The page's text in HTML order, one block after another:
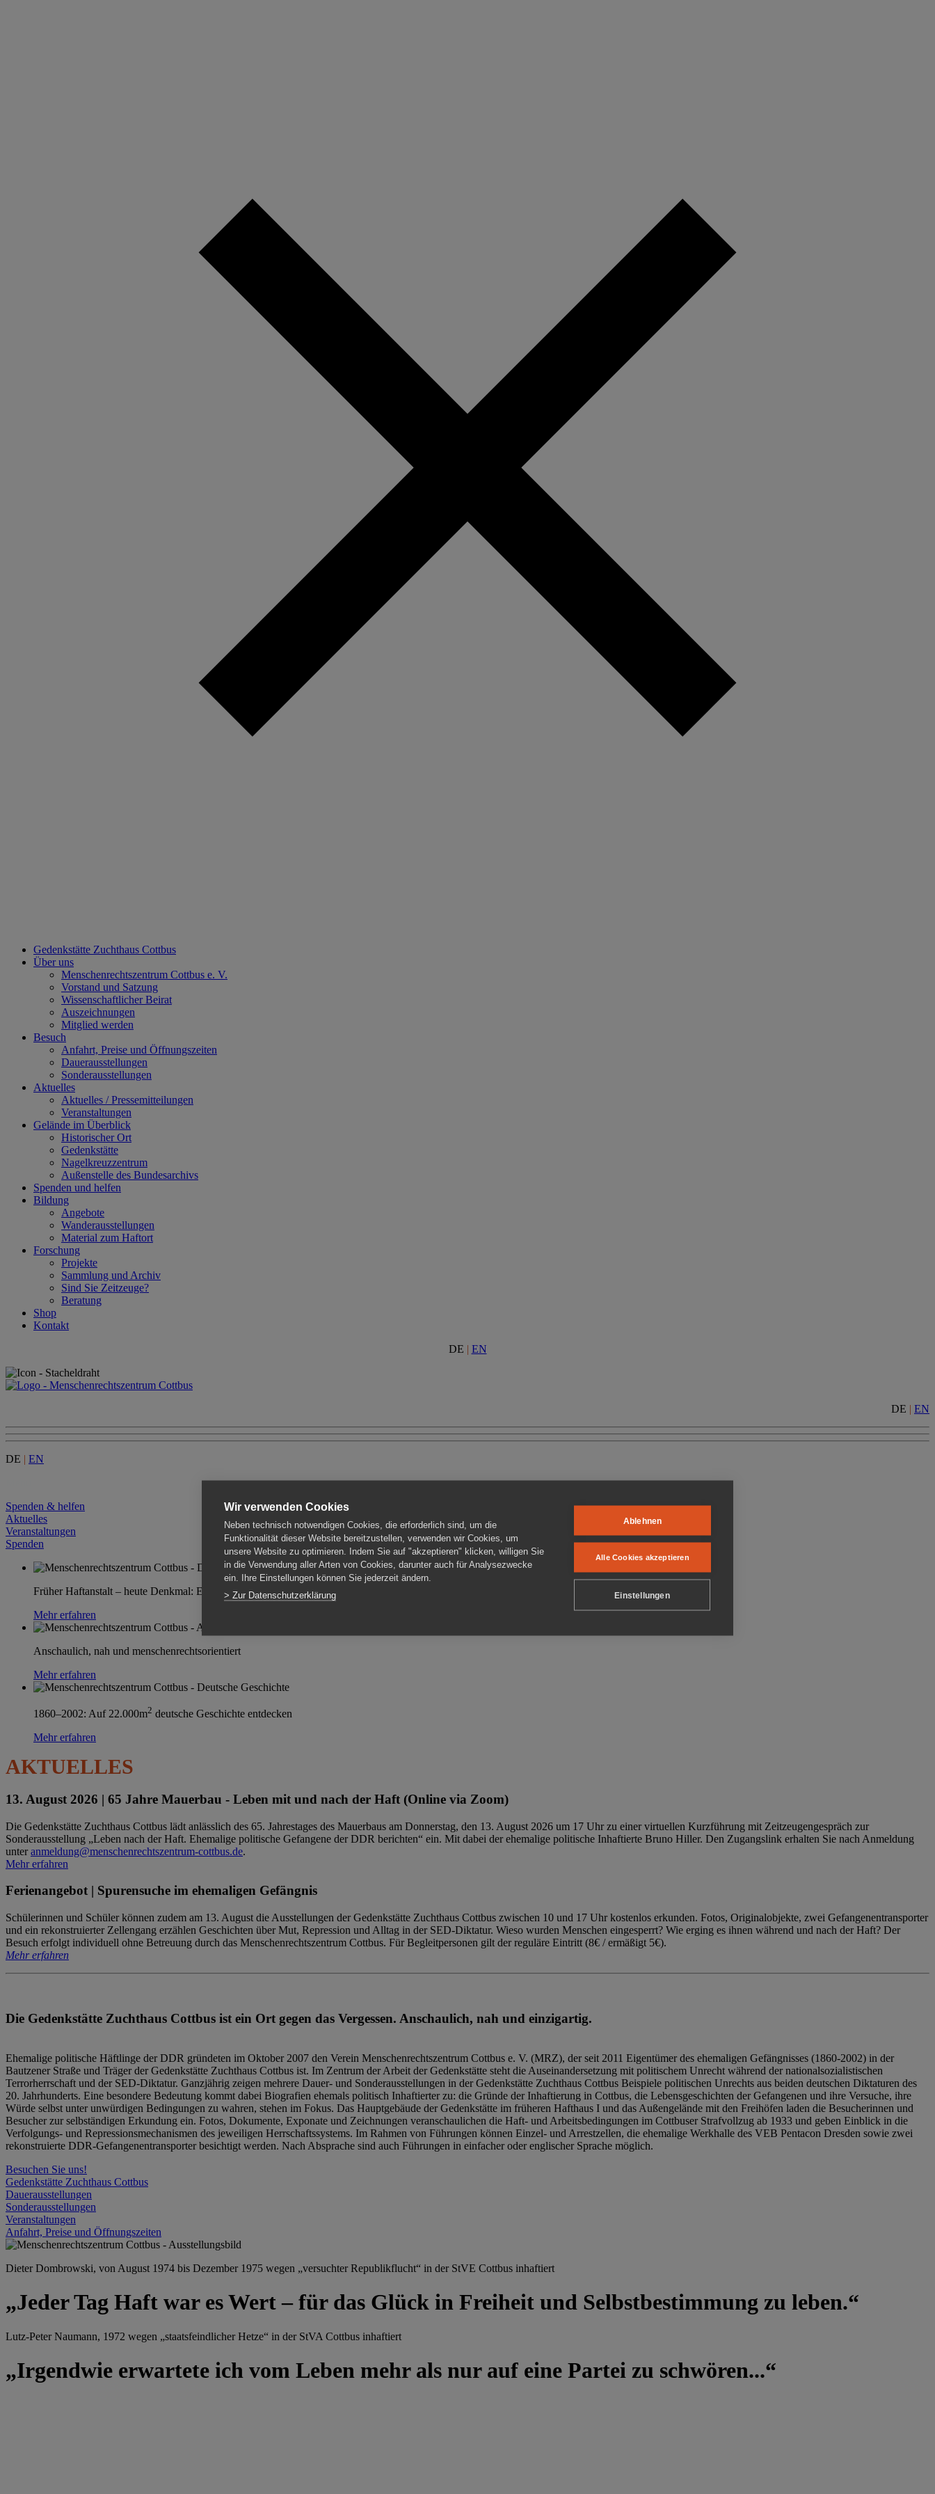
Gedenkstätte Zuchthaus Cottbus
Über uns
Menschenrechtszentrum Cottbus e. V.
Vorstand und Satzung
Wissenschaftlicher Beirat
Auszeichnungen
Mitglied werden
Besuch
Anfahrt, Preise und Öffnungszeiten
Dauerausstellungen
Sonderausstellungen
Aktuelles
Aktuelles / Pressemitteilungen
Veranstaltungen
Gelände im Überblick
Historischer Ort
Gedenkstätte
Nagelkreuzzentrum
Außenstelle des Bundesarchivs
Spenden und helfen
Bildung
Angebote
Wanderausstellungen
Material zum Haftort
Forschung
Projekte
Sammlung und Archiv
Sind Sie Zeitzeuge?
Beratung
Shop
Kontakt
DE | EN
DE | EN
DE | EN
Spenden & helfen
Aktuelles
Veranstaltungen
Spenden
Früher Haftanstalt – heute Denkmal: Einen Ort im Wandel erleben
Mehr erfahren
Anschaulich, nah und menschenrechtsorientiert
Mehr erfahren
1860–2002: Auf 22.000m2 deutsche Geschichte entdecken
Mehr erfahren
AKTUELLES
13. August 2026 | 65 Jahre Mauerbau - Leben mit und nach der Haft (Online via Zoom)
Die Gedenkstätte Zuchthaus Cottbus lädt anlässlich des 65. Jahrestages des Mauerbaus am Donnerstag, den 13. August 2026 um 17 Uhr zu einer virtuellen Kurzführung mit Zeitzeugengespräch zur
Sonderausstellung „Leben nach der Haft. Ehemalige politische Gefangene der DDR berichten“ ein. Mit dabei der ehemalige politische Inhaftierte Bruno Hiller. Den Zugangslink erhalten Sie nach Anmeldung
unteranmeldung@menschenrechtszentrum-cottbus.de.
Mehr erfahren
Ferienangebot | Spurensuche im ehemaligen Gefängnis
Schülerinnen und Schüler können zudem am 13. August die Ausstellungen der Gedenkstätte Zuchthaus Cottbus zwischen 10 und 17 Uhr kostenlos erkunden. Fotos, Originalobjekte, zwei Gefangenentransporter
und ein rekonstruierter Zellengang erzählen Geschichten über Mut, Repression und Alltag in der SED-Diktatur. Wieso wurden Menschen eingesperrt? Wie erging es ihnen während und nach der Haft? Der
Besuch erfolgt individuell ohne Betreuung durch das Menschenrechtszentrum Cottbus. Für Begleitpersonen gilt der reguläre Eintritt (8€ / ermäßigt 5€).
Mehr erfahren
Die Gedenkstätte Zuchthaus Cottbus ist ein Ort gegen das Vergessen. Anschaulich, nah und einzigartig.
Ehemalige politische Häftlinge der DDR gründeten im Oktober 2007 den Verein Menschenrechtszentrum Cottbus e. V. (MRZ), der seit 2011 Eigentümer des ehemaligen Gefängnisses (1860-2002) in der
Bautzener Straße und Träger der Gedenkstätte Zuchthaus Cottbus ist. Im Zentrum der Arbeit der Gedenkstätte steht die Auseinandersetzung mit politischem Unrecht während der nationalsozialistischen
Terrorherrschaft und der SED-Diktatur. Ganzjährig zeigen mehrere Dauer- und Sonderausstellungen in der Gedenkstätte Zuchthaus Cottbus Beispiele politischen Unrechts aus beiden deutschen Diktaturen des
20. Jahrhunderts. Eine besondere Bedeutung kommt dabei Biografien ehemals politisch Inhaftierter zu: die Gründe der Inhaftierung in Cottbus, die Lebensgeschichten der Gefangenen und ihre Versuche, ihre
Würde selbst unter unwürdigen Bedingungen zu wahren, stehen im Fokus. Das Hauptgebäude der Gedenkstätte im früheren Hafthaus I und das Außengelände mit den Freihöfen laden die Besucherinnen und
Besucher zur selbständigen Erkundung ein. Fotos, Dokumente, Exponate und Zeichnungen veranschaulichen die Haft- und Arbeitsbedingungen im Cottbuser Strafvollzug ab 1933 und geben Einblick in die
Verfolgungs- und Repressionsmechanismen des jeweiligen Herrschaftssystems. Im Rahmen von Führungen können Einzel- und Arrestzellen, die ehemalige Werkhalle des VEB Pentacon Dresden sowie zwei
rekonstruierte DDR-Gefangenentransporter besichtigt werden. Nach Absprache sind auch Führungen in einfacher oder englischer Sprache möglich.
Besuchen Sie uns!
Gedenkstätte Zuchthaus Cottbus
Dauerausstellungen
Sonderausstellungen
Veranstaltungen
Anfahrt, Preise und Öffnungszeiten
Dieter Dombrowski, von August 1974 bis Dezember 1975 wegen „versuchter Republikflucht“ in der StVE Cottbus inhaftiert
„Jeder Tag Haft war es Wert – für das Glück in Freiheit und Selbstbestimmung zu leben.“
Lutz-Peter Naumann, 1972 wegen „staatsfeindlicher Hetze“ in der StVA Cottbus inhaftiert
„Irgendwie erwartete ich vom Leben mehr als nur auf eine Partei zu schwören...“
Wir verwenden Cookies
Neben technisch notwendigen Cookies, die erforderlich sind, um die
Funktionalität dieser Website bereitzustellen, verwenden wir Cookies, um
unsere Website zu optimieren. Indem Sie auf "akzeptieren" klicken, willigen Sie
in die Verwendung aller Arten von Cookies, darunter auch für Analysezwecke
ein. Ihre Einstellungen können Sie jederzeit ändern.
> Zur Datenschutzerklärung
Ablehnen
Alle Cookies akzeptieren
Einstellungen